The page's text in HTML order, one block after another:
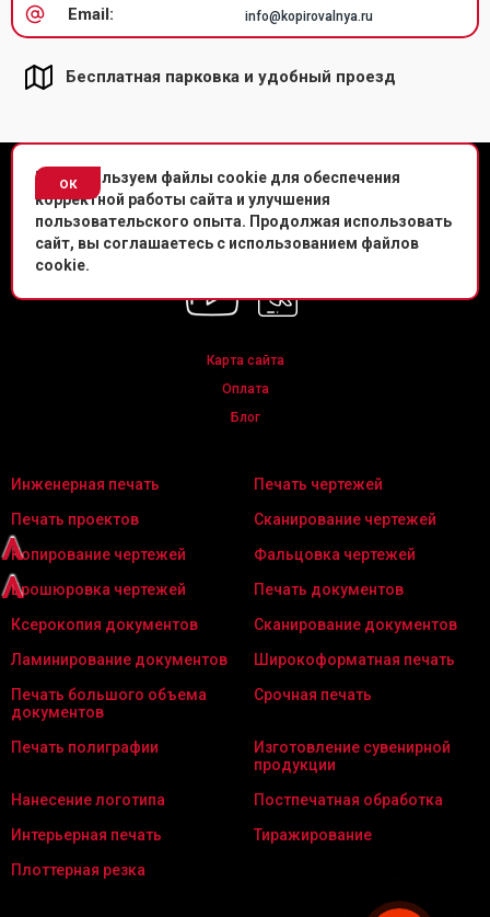
Email: info@kopirovalnya.ru
Бесплатная парковка и удобный проезд
ок
Мы используем файлы cookie для обеспечения
корректной работы сайта и улучшения
пользовательского опыта. Продолжая использовать
сайт, вы соглашаетесь с использованием файлов
cookie.
^
^
© Копировальный центр «Копировальня» 2013-
Политика конфиденциальности
Мы в соц. сетях
Карта сайта
Оплата
Блог
Инженерная печать
Печать чертежей
Печать проектов
Сканирование чертежей
Копирование чертежей
Фальцовка чертежей
Брошюровка чертежей
Печать документов
Ксерокопия документов
Сканирование документов
Ламинирование документов
Широкоформатная печать
Печать большого объема
документов
Срочная печать
Печать полиграфии
Изготовление сувенирной
продукции
Нанесение логотипа
Постпечатная обработка
Интерьерная печать
Тиражирование
Плоттерная резка